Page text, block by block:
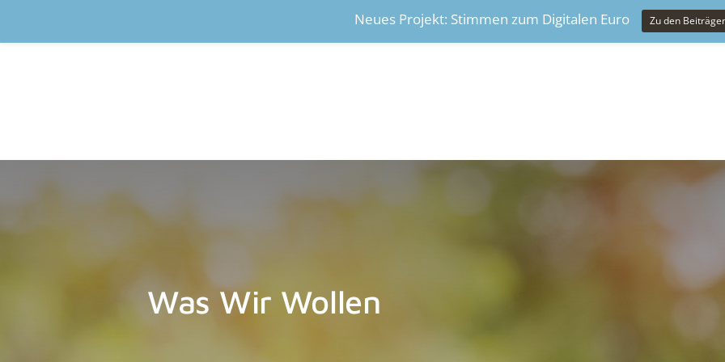
Was Wir Wollen
Neues Projekt: Stimmen zum Digitalen Euro Zu den